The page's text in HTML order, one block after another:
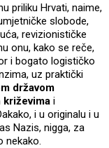
priliku Hrvati, naime,
slobode,
revizionističke
onu, kako se reče,
i bogato logističko
uz praktički
državom
križevima i
i u originalu i u
Nazis, nigga, za
nekako.